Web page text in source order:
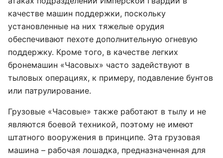
качестве машин поддержки, поскольку
установленные на них тяжелые орудия
обеспечивают пехоте дополнительную огневую
поддержку. Кроме того, в качестве легких
бронемашин «Часовых» часто задействуют в
тыловых операциях, к примеру, подавление бунтов
или патрулирование.
Грузовые «Часовые» также работают в тылу и не
являются боевой техникой, поэтому не имеют
штатного вооружения в принципе. Эта грузовая
машина – рабочая лошадка, предназначенная для